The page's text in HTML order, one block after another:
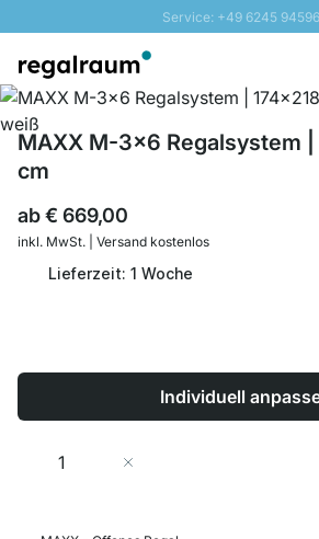
Service: +49 6245
Schnelle Lieferung - Gratis
100 Tage Rückgabe
MAXX M-3x6 Regalsystem
cm
ab€ 669,00
inkl. MwSt. | Versand kostenlos
Lieferzeit: 1 Woche
Individuell
Menge